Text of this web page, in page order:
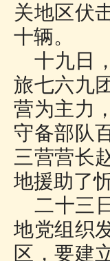
关地区伏
十辆。
十九日
旅七六九
营为主力
守备部队
三营营长
地援助了
二十三
地党组织
区，要建